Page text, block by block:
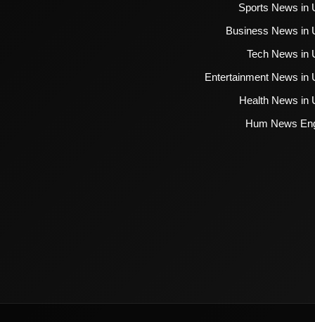
Sports News in
Business News in
Tech News in
Entertainment News in
Health News in
Hum News